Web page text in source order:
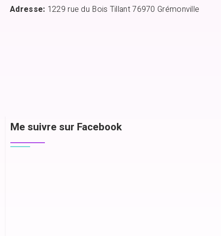
Adresse: 1229 rue du Bois Tillant 76970 Grémonville
Me suivre sur Facebook